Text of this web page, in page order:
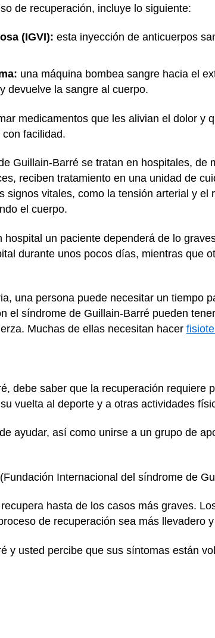
de recuperación, incluye lo siguiente:
(IGVI): esta inyección de anticuerpos
una máquina bombea sangre hacia el
devuelve la sangre al cuerpo.
medicamentos que les alivian el dolor y
facilidad.
Guillain-Barré se tratan en hospitales, de
reciben tratamiento en una unidad de
signos vitales, como la tensión arterial y el
el cuerpo.
un paciente dependerá de lo
durante unos pocos días, mientras que
una persona puede necesitar un tiempo
el síndrome de Guillain-Barré pueden
Muchas de ellas necesitan hacer
debe saber que la recuperación requiere
vuelta al deporte y a otras actividades
ayudar, así como unirse a un grupo de
Internacional del síndrome de
hasta de los casos más graves.
de recuperación sea más llevadero
y usted percibe que sus síntomas están